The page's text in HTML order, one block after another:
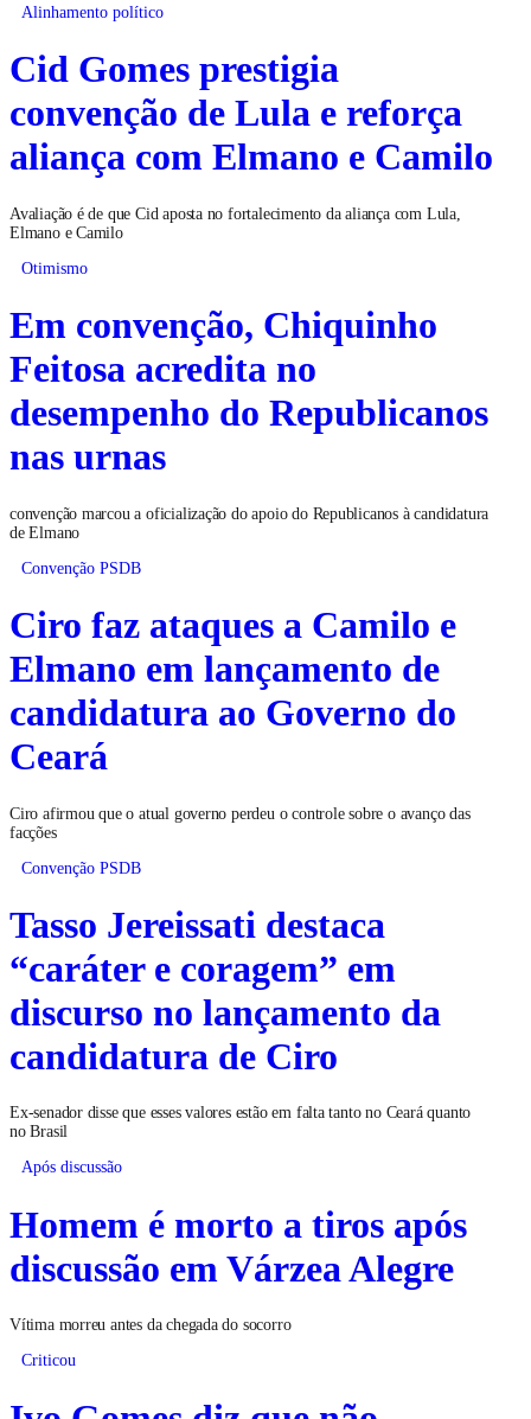
Alinhamento político
Cid Gomes prestigia
convenção de Lula e reforça
aliança com Elmano e Camilo
Avaliação é de que Cid aposta no fortalecimento da aliança com Lula,
Elmano e Camilo
Otimismo
Em convenção, Chiquinho
Feitosa acredita no
desempenho do Republicanos
nas urnas
convenção marcou a oficialização do apoio do Republicanos à candidatura
de Elmano
Convenção PSDB
Ciro faz ataques a Camilo e
Elmano em lançamento de
candidatura ao Governo do
Ceará
Ciro afirmou que o atual governo perdeu o controle sobre o avanço das
facções
Convenção PSDB
Tasso Jereissati destaca
“caráter e coragem” em
discurso no lançamento da
candidatura de Ciro
Ex-senador disse que esses valores estão em falta tanto no Ceará quanto
no Brasil
Após discussão
Homem é morto a tiros após
discussão em Várzea Alegre
Vítima morreu antes da chegada do socorro
Criticou